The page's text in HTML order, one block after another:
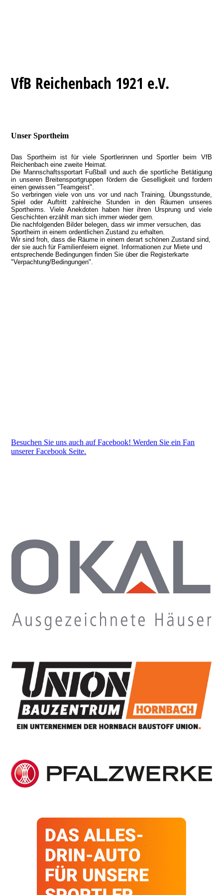
VfB Reichenbach 1921 e.V.
Unser Sportheim
Das Sportheim ist für viele Sportlerinnen und Sportler beim VfB
Reichenbach eine zweite Heimat.
Die Mannschaftssportart Fußball und auch die sportliche Betätigung
in unseren Breitensportgruppen fördern die Geselligkeit und fordern
einen gewissen "Teamgeist".
So verbringen viele von uns vor und nach Training, Übungsstunde,
Spiel oder Auftritt zahlreiche Stunden in den Räumen unseres
Sportheims. Viele Anekdoten haben hier ihren Ursprung und viele
Geschichten erzählt man sich immer wieder gern.
Die nachfolgenden Bilder belegen, dass wir immer versuchen, das
Sportheim in einem ordentlichen Zustand zu erhalten.
Wir sind froh, dass die Räume in einem derart schönen Zustand sind,
der sie auch für Familienfeiern eignet. Informationen zur Miete und
entsprechende Bedingungen finden Sie über die Registerkarte
"Verpachtung/Bedingungen".
Besuchen Sie uns auch auf Facebook! Werden Sie ein Fan
unserer Facebook Seite.